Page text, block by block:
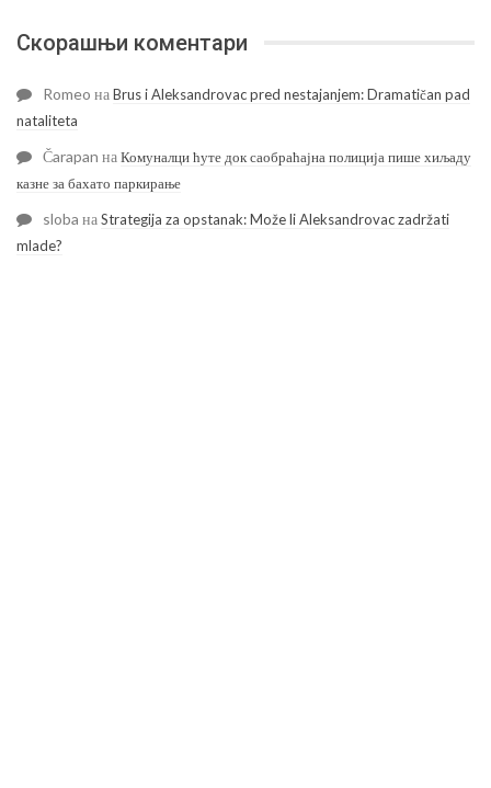
Скорашњи коментари
Romeo наBrus i Aleksandrovac pred nestajanjem: Dramatičan pad
nataliteta
Čarapan наКомуналци ћуте док саобраћајна полиција пише хиљаду
казне за бахато паркирање
sloba наStrategija za opstanak: Može li Aleksandrovac zadržati
mlade?